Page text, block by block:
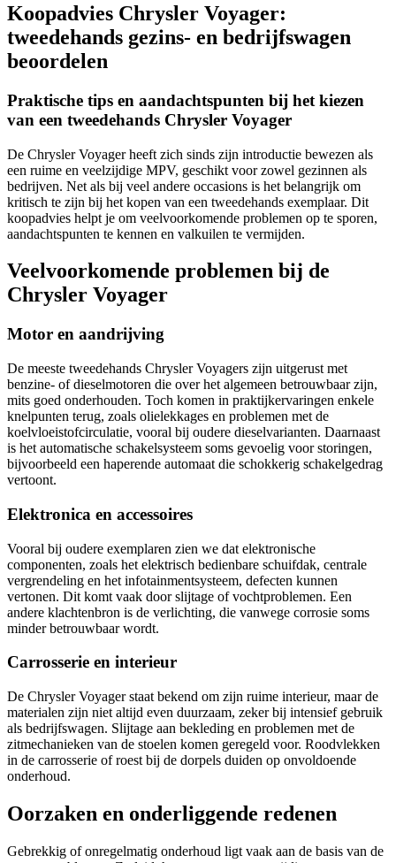
Koopadvies Chrysler Voyager:
tweedehands gezins- en bedrijfswagen
beoordelen
Praktische tips en aandachtspunten bij het kiezen
van een tweedehands Chrysler Voyager
De Chrysler Voyager heeft zich sinds zijn introductie bewezen als
een ruime en veelzijdige MPV, geschikt voor zowel gezinnen als
bedrijven. Net als bij veel andere occasions is het belangrijk om
kritisch te zijn bij het kopen van een tweedehands exemplaar. Dit
koopadvies helpt je om veelvoorkomende problemen op te sporen,
aandachtspunten te kennen en valkuilen te vermijden.
Veelvoorkomende problemen bij de
Chrysler Voyager
Motor en aandrijving
De meeste tweedehands Chrysler Voyagers zijn uitgerust met
benzine- of dieselmotoren die over het algemeen betrouwbaar zijn,
mits goed onderhouden. Toch komen in praktijkervaringen enkele
knelpunten terug, zoals olielekkages en problemen met de
koelvloeistofcirculatie, vooral bij oudere dieselvarianten. Daarnaast
is het automatische schakelsysteem soms gevoelig voor storingen,
bijvoorbeeld een haperende automaat die schokkerig schakelgedrag
vertoont.
Elektronica en accessoires
Vooral bij oudere exemplaren zien we dat elektronische
componenten, zoals het elektrisch bedienbare schuifdak, centrale
vergrendeling en het infotainmentsysteem, defecten kunnen
vertonen. Dit komt vaak door slijtage of vochtproblemen. Een
andere klachtenbron is de verlichting, die vanwege corrosie soms
minder betrouwbaar wordt.
Carrosserie en interieur
De Chrysler Voyager staat bekend om zijn ruime interieur, maar de
materialen zijn niet altijd even duurzaam, zeker bij intensief gebruik
als bedrijfswagen. Slijtage aan bekleding en problemen met de
zitmechanieken van de stoelen komen geregeld voor. Roodvlekken
in de carrosserie of roest bij de dorpels duiden op onvoldoende
onderhoud.
Oorzaken en onderliggende redenen
Gebrekkig of onregelmatig onderhoud ligt vaak aan de basis van de